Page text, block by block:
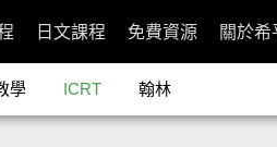
日文課程 免費資源 關於希
學 ICRT 翰林